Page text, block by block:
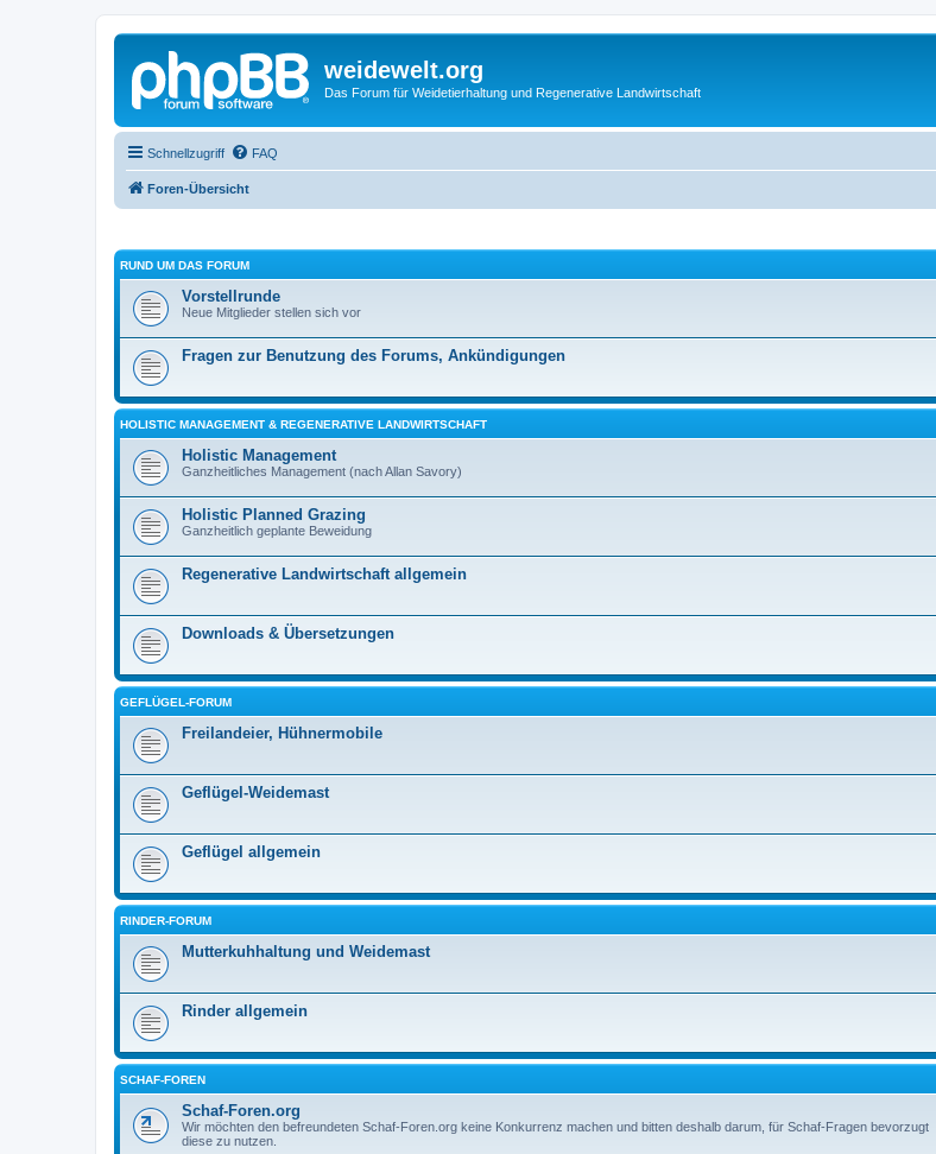
weidewelt.org
Das Forum für Weidetierhaltung und Regenerative Landwirtschaft
Schnellzugriff FAQ
Foren-Übersicht
RUND UM DAS FORUM
Vorstellrunde
Neue Mitglieder stellen sich vor
Fragen zur Benutzung des Forums, Ankündigungen
HOLISTIC MANAGEMENT & REGENERATIVE LANDWIRTSCHAFT
Holistic Management
Ganzheitliches Management (nach Allan Savory)
Holistic Planned Grazing
Ganzheitlich geplante Beweidung
Regenerative Landwirtschaft allgemein
Downloads & Übersetzungen
GEFLÜGEL-FORUM
Freilandeier, Hühnermobile
Geflügel-Weidemast
Geflügel allgemein
RINDER-FORUM
Mutterkuhhaltung und Weidemast
Rinder allgemein
SCHAF-FOREN
Schaf-Foren.org
Wir möchten den befreundeten Schaf-Foren.org keine Konkurrenz machen und bitten deshalb darum, für Schaf-Fragen bevorzugt
diese zu nutzen.